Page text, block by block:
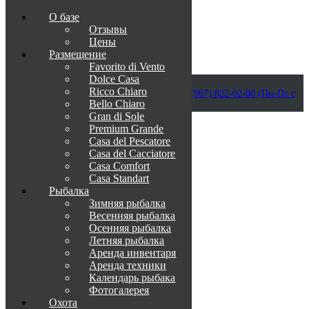
Приветствуем в Венеции на Каспии!
info@otdih-v-astrakhani.ru Как нас найти
+7 (967) 822-02-08 (Пн-Пт с
09:00 до 18:00)
Забронировать
О базе
Отзывы
Цены
Размещение
Favorito di Vento
Dolce Casa
Ricco Chiaro
Bello Chiaro
Gran di Sole
Premium Grande
Casa del Pescatore
Casa del Cacсiatore
Casa Comfort
Casa Standart
Рыбалка
Зимняя рыбалка
Весенняя рыбалка
Осенняя рыбалка
Летняя рыбалка
Аренда инвентаря
Аренда техники
Календарь рыбака
Фотогалерея
Охота